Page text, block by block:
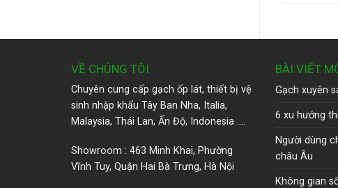
VỀ CHÚNG TÔI
Chuyên cung cấp gạch ốp lát, thiết bị vệ
sinh nhập khẩu Tây Ban Nha, Italia,
Malaysia, Thái Lan, Ấn Độ, Indonesia ….
Showroom : 463 Minh Khai, Phường
Vĩnh Tuy, Quận Hai Bà Trưng, Hà Nội
BÀI VIẾT
Gạch xuyên
6 xu hướng
Người dùng
châu Âu
Không gian